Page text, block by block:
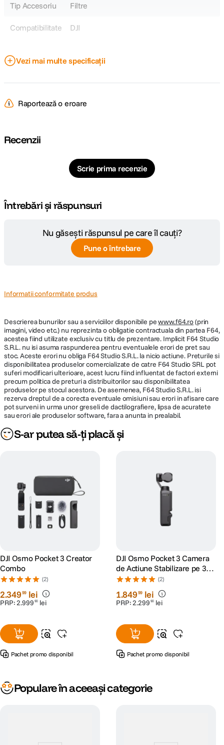
Tip Accesoriu Filtre
Compatibilitate DJI
DETALII PRODUCATOR
Vezi mai multe specificații
Raportează o eroare
Recenzii
Scrie prima recenzie
Întrebări și răspunsuri
Nu găsești răspunsul pe care îl cauți?
Pune o întrebare
Informatii conformitate produs
Descrierea bunurilor sau a serviciilor disponibile pewww.f64.ro(prin
imagini, video etc.) nu reprezinta o obligatie contractuala din partea F64,
acestea fiind utilizate exclusiv cu titlu de prezentare. Implicit F64 Studio
S.R.L. nu isi asuma raspunderea pentru eventualele erori de pret sau
stoc. Aceste erori nu obliga F64 Studio S.R.L. la nicio actiune. Preturile si
disponibilitatea produselor comercializate de catre F64 Studio SRL pot
suferi modificari ulterioare, acest lucru fiind influentat de factori externi
precum politica de preturi a distribuitorilor sau disponibilitatea
produselor pe stocul acestora. De asemenea, F64 Studio S.R.L. isi
rezerva dreptul de a corecta eventuale omisiuni sau erori in afisare care
pot surveni in urma unor greseli de dactilografiere, lipsa de acuratete
sau erori ale produselor software, fara a anunta in prealabil.
S-ar putea să-ți placă și
DJI Osmo Pocket 3 Creator
Combo
(2)
2.34999 lei
PRP:2.999 90 lei
Pachet promo disponibil
DJI Osmo Pocket 3 Camera
de Actiune Stabilizare pe 3
axe
(2)
1.84999 lei
PRP:2.299 90 lei
Pachet promo disponibil
Populare în aceeași categorie